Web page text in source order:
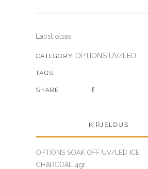
Laost otsas
CATEGORY OPTIONS UV/LED
TAGS
SHARE
KIRJELDUS
OPTIONS SOAK OFF UV/LED ICE
CHARCOAL 4gr.